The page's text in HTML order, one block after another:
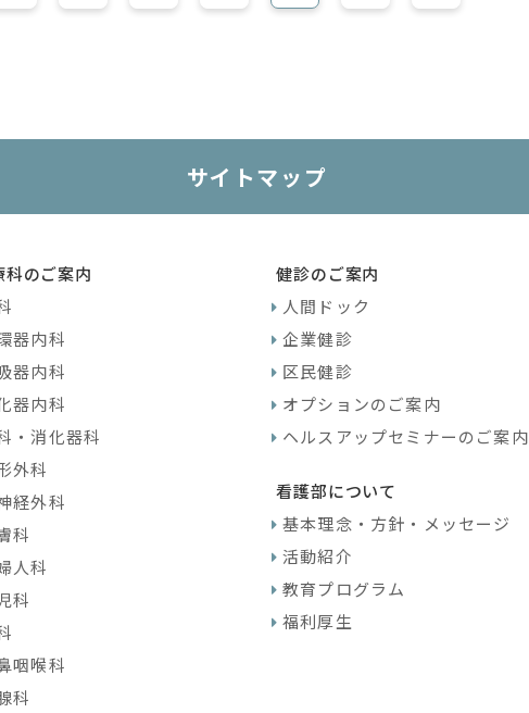
サイトマップ
科のご案内
器内科
器内科
器内科
・消化器科
外科
経外科
科
人科
科
咽喉科
科
健診のご案内
人間ドック
企業健診
区民健診
オプションのご案内
ヘルスアップセミナーのご案内
看護部について
基本理念・方針・メッセージ
活動紹介
教育プログラム
福利厚生